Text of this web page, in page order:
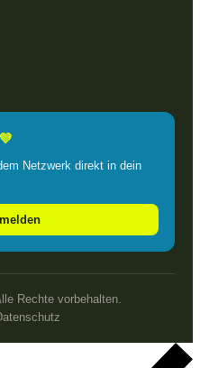
Netzwerk direkt in dein
Rechte vorbehalten.